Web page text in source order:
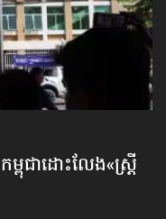
ម្ពុជា​ដោះលែង​«ស្ត្រី